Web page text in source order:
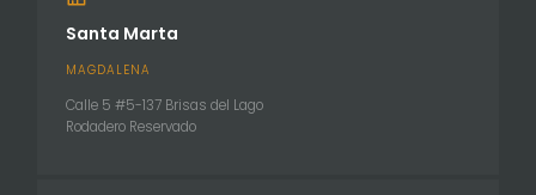
Santa Marta
MAGDALENA
Calle 5 #5-137 Brisas del Lago
Rodadero Reservado